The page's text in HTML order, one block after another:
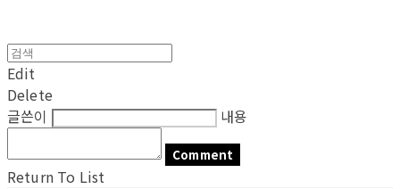
Edit
Delete
글쓴이
내용
Comment
Return To List